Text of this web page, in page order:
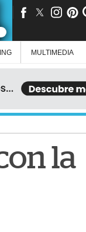
MULTIMEDIA
la